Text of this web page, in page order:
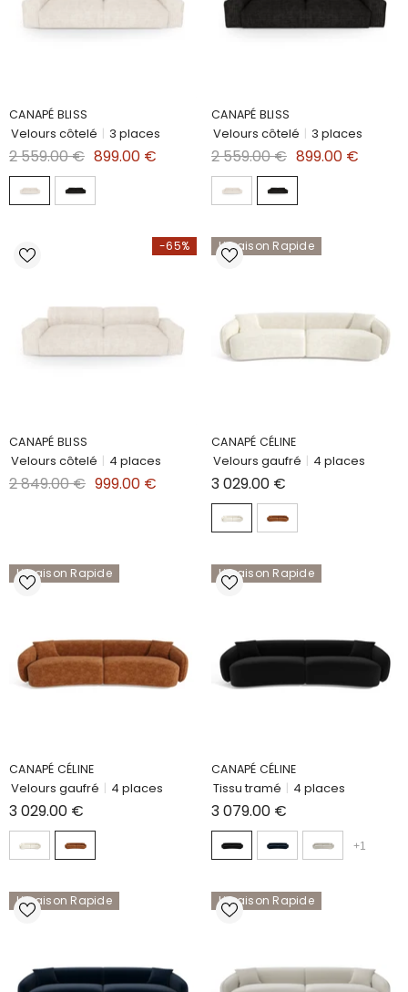
CANAPÉ BLISS
Velours côtelé | 3 places
2 559.00 € 899.00 €
CANAPÉ BLISS
Velours côtelé | 3 places
2 559.00 € 899.00 €
-65%
CANAPÉ BLISS
Velours côtelé | 4 places
2 849.00 € 999.00 €
Livraison Rapide
CANAPÉ CÉLINE
Velours gaufré | 4 places
3 029.00 €
Livraison Rapide
CANAPÉ CÉLINE
Velours gaufré | 4 places
3 029.00 €
Livraison Rapide
CANAPÉ CÉLINE
Tissu tramé | 4 places
3 079.00 €
+1
Livraison Rapide Livraison Rapide